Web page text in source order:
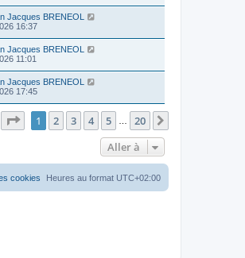
Jacques BRENEOL
16:37
Jacques BRENEOL
11:01
Jacques BRENEOL
17:45
Page sur20
1 2 3 4 5 20
Aller à
Heures au format UTC+02:00
cookies